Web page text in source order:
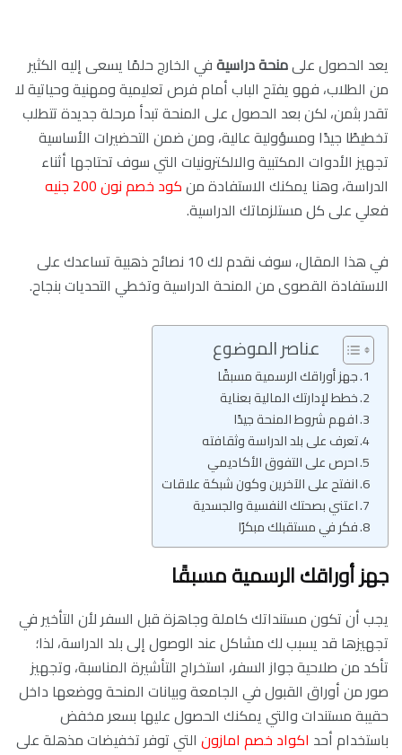
يعد الحصول علىمنحة دراسيةفي الخارج حلمًا يسعى إليه الكثير
من الطلاب، فهو يفتح الباب أمام فرص تعليمية ومهنية وحياتية لا
تقدر بثمن، لكن بعد الحصول على المنحة تبدأ مرحلة جديدة تتطلب
تخطيطًا جيدًا ومسؤولية عالية، ومن ضمن التحضيرات الأساسية
تجهيز الأدوات المكتبية والالكترونيات التي سوف تحتاجها أثناء
الدراسة، وهنا يمكنك الاستفادة منكود خصم نون 200 جنيه
فعلي على كل مستلزماتك الدراسية.
في هذا المقال، سوف نقدم لك 10 نصائح ذهبية تساعدك على
الاستفادة القصوى من المنحة الدراسية وتخطي التحديات بنجاح.
عناصر الموضوع
جهز أوراقك الرسمية مسبقًا
خطط لإدارتك المالية بعناية
افهم شروط المنحة جيدًا
تعرف على بلد الدراسة وثقافته
احرص على التفوق الأكاديمي
انفتح على الآخرين وكون شبكة علاقات
اعتني بصحتك النفسية والجسدية
فكر في مستقبلك مبكرًا
جهز أوراقك الرسمية مسبقًا
يجب أن تكون مستنداتك كاملة وجاهزة قبل السفر لأن التأخير في
تجهيزها قد يسبب لك مشاكل عند الوصول إلى بلد الدراسة، لذا؛
تأكد من صلاحية جواز السفر، استخراج التأشيرة المناسبة، وتجهيز
صور من أوراق القبول في الجامعة وبيانات المنحة ووضعها داخل
حقيبة مستندات والتي يمكنك الحصول عليها بسعر مخفض
باستخدام أحد اكواد خصم امازون التي توفر تخفيضات مذهلة على